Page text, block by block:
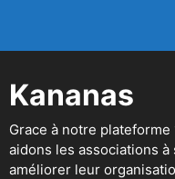
Kananas
Grace à notre plateforme
aidons les associations
améliorer leur